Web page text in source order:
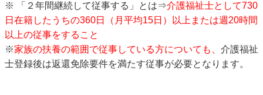
※ 「２年間継続して従事する」とは⇒介護福祉士として730
日在籍したうちの360日（月平均15日）以上または週20時間
以上の従事をすること
※家族の扶養の範囲で従事している方についても、 介護福祉
士登録後は返還免除要件を満たす従事が必要となります。